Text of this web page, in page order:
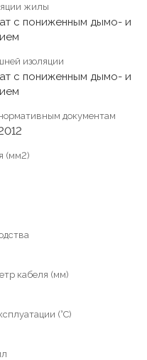
жилы
c пониженным дымо- и
изоляции
c пониженным дымо- и
документам
(мм2)
кабеля (мм)
(°С)